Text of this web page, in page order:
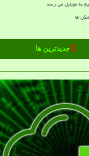
به موبایل می رسد
ها
جدیدترین ها